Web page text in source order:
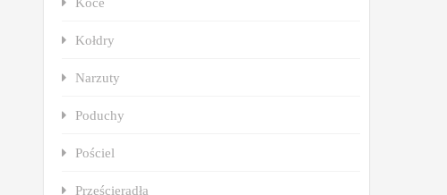
Kołdry
Narzuty
Poduchy
Pościel
Prześcieradła